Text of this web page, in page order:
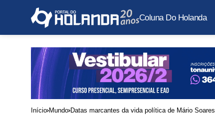
Coluna Do Holanda
Início Mundo Datas marcantes da vida política de Mário Soares